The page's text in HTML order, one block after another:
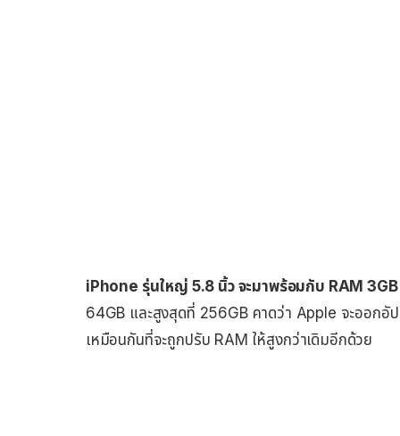
iPhone รุ่นใหญ่ 5.8 นิ้ว จะมาพร้อมกับ RAM 3GB
64GB และสูงสุดที่ 256GB คาดว่า Apple จะออกอั
เหมือนกันที่จะถูกปรับ RAM ให้สูงกว่าเดิมอีกด้วย